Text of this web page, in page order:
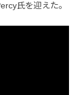
氏を迎えた。